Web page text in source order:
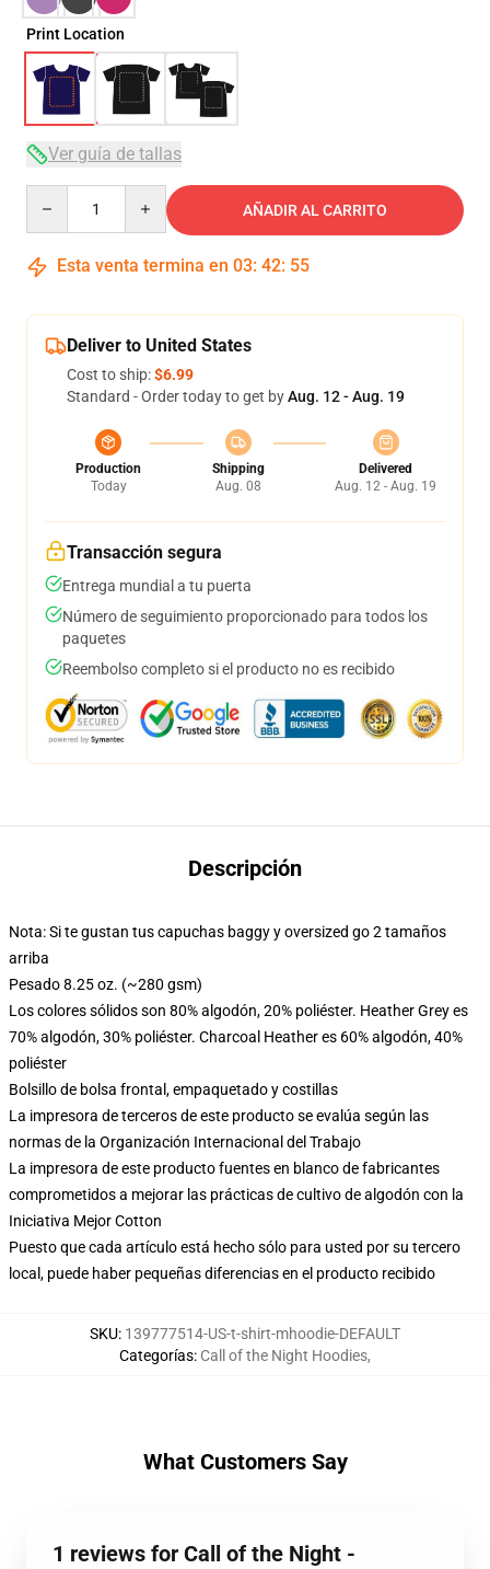
Print Location
Ver guía de tallas
AÑADIR AL CARRITO
Esta venta termina en 03: 42: 54
Deliver to United States
Cost to ship:$6.99
Standard - Order today to get byAug. 12 - Aug. 19
Production
Today
Shipping
Aug. 08
Delivered
Aug. 12 - Aug. 19
Transacción segura
Entrega mundial a tu puerta
Número de seguimiento proporcionado para todos los
paquetes
Reembolso completo si el producto no es recibido
Descripción
Nota: Si te gustan tus capuchas baggy y oversized go 2 tamaños
arriba
Pesado 8.25 oz. (~280 gsm)
Los colores sólidos son 80% algodón, 20% poliéster. Heather Grey es
70% algodón, 30% poliéster. Charcoal Heather es 60% algodón, 40%
poliéster
Bolsillo de bolsa frontal, empaquetado y costillas
La impresora de terceros de este producto se evalúa según las
normas de la Organización Internacional del Trabajo
La impresora de este producto fuentes en blanco de fabricantes
comprometidos a mejorar las prácticas de cultivo de algodón con la
Iniciativa Mejor Cotton
Puesto que cada artículo está hecho sólo para usted por su tercero
local, puede haber pequeñas diferencias en el producto recibido
SKU: 139777514-US-t-shirt-mhoodie-DEFAULT
Categorías: Call of the Night Hoodies,
What Customers Say
1 reviews for Call of the Night -